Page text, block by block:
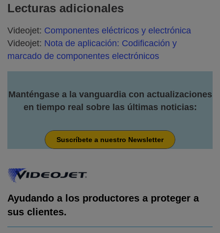
Lecturas adicionales
Videojet: Componentes eléctricos y electrónica
Videojet: Nota de aplicación: Codificación y
marcado de componentes electrónicos
Manténgase a la vanguardia con actualizaciones
en tiempo real sobre las últimas noticias:
Suscríbete a nuestro Newsletter
Ayudando a los productores a proteger a
sus clientes.